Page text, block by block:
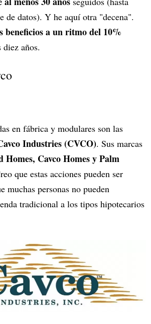
de datos). Y he aquí otra "decena".
beneficios a un ritmo del 10%
años.
en fábrica y modulares son las
Industries (CVCO). Sus marcas
Homes, Cavco Homes y Palm
que estas acciones pueden ser
muchas personas no pueden
tradicional a los tipos hipotecarios